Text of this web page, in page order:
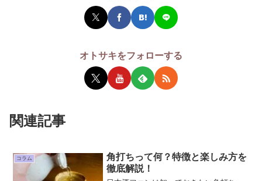
オトサキをフォローする
関連記事
コラム
角打ちって何？特徴と楽しみ方を
徹底解説！